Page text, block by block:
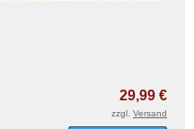
29,99 €
zzgl. Versand